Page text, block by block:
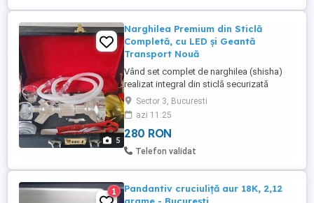
...
5
Narghilea Premium din Sticlă
Completă, cu LED și Geantă
Transport Nouă
Vând set complet de narghilea (shisha)
realizat integral din sticlă securizată
premium, cu un design modern și
minimalist. Este ideală atât pentru
utilizarea acasă, cât și pentru momentele
în care vrei să o iei cu tine în
deplasări.Datorită construcției exclusiv din
Sector 3, Bucuresti
azi 11:25
280 RON
Telefon validat
1
Pandantiv cruciuliță aur 18K, 2,12